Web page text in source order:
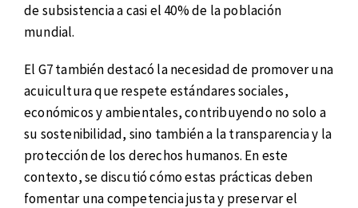
de subsistencia a casi el 40% de la población
mundial.
El G7 también destacó la necesidad de promover una
acuicultura que respete estándares sociales,
económicos y ambientales, contribuyendo no solo a
su sostenibilidad, sino también a la transparencia y la
protección de los derechos humanos. En este
contexto, se discutió cómo estas prácticas deben
fomentar una competencia justa y preservar el